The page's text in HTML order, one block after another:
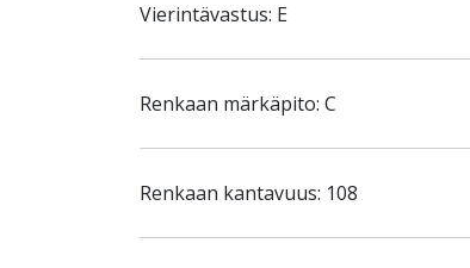
Vierintävastus: E
Renkaan märkäpito: C
Renkaan kantavuus: 108